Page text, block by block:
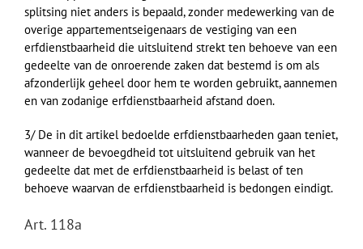
splitsing niet anders is bepaald, zonder medewerking van de
overige appartementseigenaars de vestiging van een
erfdienstbaarheid die uitsluitend strekt ten behoeve van een
gedeelte van de onroerende zaken dat bestemd is om als
afzonderlijk geheel door hem te worden gebruikt, aannemen
en van zodanige erfdienstbaarheid afstand doen.
3/ De in dit artikel bedoelde erfdienstbaarheden gaan teniet,
wanneer de bevoegdheid tot uitsluitend gebruik van het
gedeelte dat met de erfdienstbaarheid is belast of ten
behoeve waarvan de erfdienstbaarheid is bedongen eindigt.
Art. 118a